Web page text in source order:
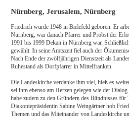
Nürnberg, Jerusalem, Nürnberg
Friedrich wurde 1948 in Bielefeld geboren. Er
Nürnberg, war danach Pfarrer und Probst der
1991 bis 1999 Dekan in Nürnberg war.
gewählt. In seine Amtszeit fiel auch der
Nach Ende der zwölfjährigen Dienstzeit als
Ruhestand als Dorfpfarrer in Mittelfranken.
Die Landeskirche verdanke ihm viel, hieß es
sei ihm ebenso am Herzen gelegen wie der
habe zudem zu den Gründern des Bündnisses
Diakoniepräsidentin Sabine Weingärtner hob
Themen und das Miteinander von Landeskirche